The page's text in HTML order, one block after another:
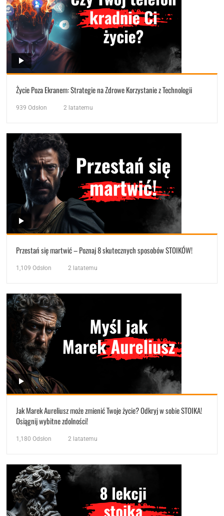
Życie Poza Ekranem: Strategie na Zdrowe Korzystanie z Technologii
939 Odsłon 2 latatemu
Przestań się martwić – Poznaj 8 skutecznych sposobów STOIKÓW!
1,109 Odsłon 2 latatemu
Jak Marek Aureliusz może zmienić Twoje życie? Odkryj w sobie STOIKA!
Osiągnij wybitne zdolności!
1,180 Odsłon 2 latatemu